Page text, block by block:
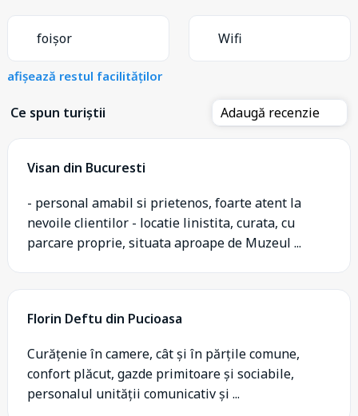
foișor Wifi
afișează restul facilităților
Ce spun turiștii Adaugă recenzie
Visan din Bucuresti
- personal amabil si prietenos, foarte atent la
nevoile clientilor - locatie linistita, curata, cu
parcare proprie, situata aproape de Muzeul ...
Florin Deftu din Pucioasa
Curățenie în camere, cât și în părțile comune,
confort plăcut, gazde primitoare și sociabile,
personalul unității comunicativ și ...